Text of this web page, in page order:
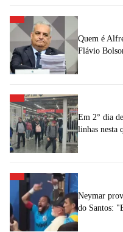
Quem é
Flávio
Em 2° dia
linhas nesta
Neymar
do Santos: